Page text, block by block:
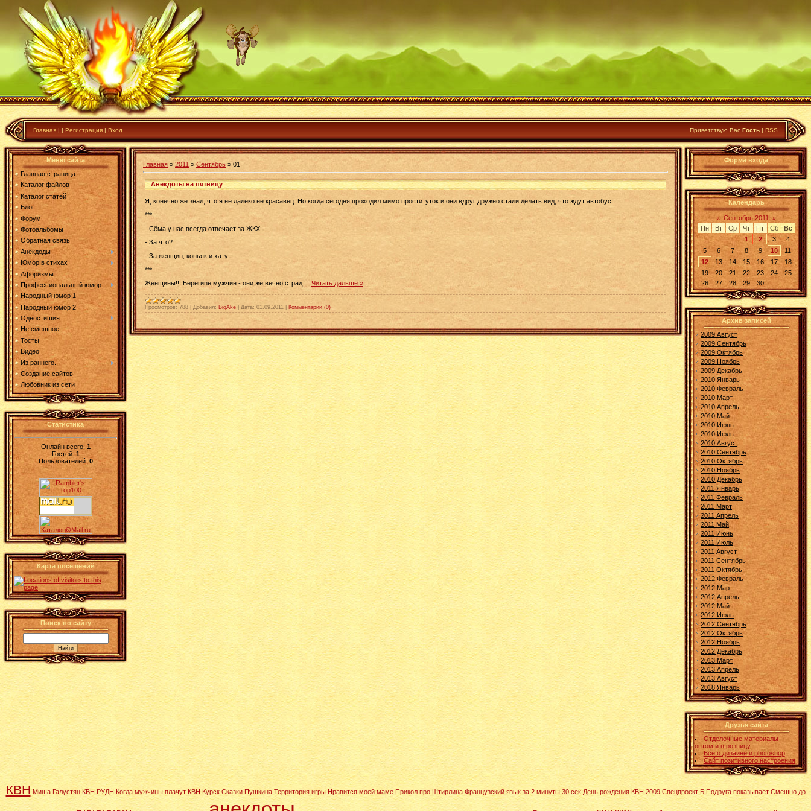
Главная | | Регистрация | Вход Приветствую Вас Гость | RSS
Меню сайта
Главная страница
Каталог файлов
Каталог статей
Блог
Форум
Фотоальбомы
Обратная связь
Анекдоды
Юмор в стихах
Афоризмы
Профессиональный юмор
Народный юмор 1
Народный юмор 2
Одностишия
Не смешное
Тосты
Видео
Из раннего...
Создание сайтов
Любовник из сети
Статистика
Онлайн всего:1
Гостей:1
Пользователей: 0
Карта посещений
Поиск по сайту
Главная » 2011 » Сентябрь » 01
Анекдоты на пятницу
Я, конечно же знал, что я не далеко не красавец. Но когда сегодня проходил мимо проституток и они вдруг дружно стали делать вид, что ждут автобус...
***
- Сёма у нас всегда отвечает за ЖКХ.
- За что?
- За женщин, коньяк и хату.
***
Женщины!!! Берегиnе мужчин - они же вечно стрaд Читать дальше »
Просмотров: 788 Добавил: BigAke Дата: 01.09.2011 Комментарии (0)
Форма входа
Календарь
« Сентябрь 2011
»
Пн
Вт Ср Чт Пт Сб
Вс
1
2 3
4
5
6 7 8 9 10
11
12
13 14 15 16 17
18
19
20 21 22 23 24
25
26
27 28 29 30
Архив записей
2009 Август
2009 Сентябрь
2009 Октябрь
2009 Ноябрь
2009 Декабрь
2010 Январь
2010 Февраль
2010 Март
2010 Апрель
2010 Май
2010 Июнь
2010 Июль
2010 Август
2010 Сентябрь
2010 Октябрь
2010 Ноябрь
2010 Декабрь
2011 Январь
2011 Февраль
2011 Март
2011 Апрель
2011 Май
2011 Июнь
2011 Июль
2011 Август
2011 Сентябрь
2011 Октябрь
2012 Февраль
2012 Март
2012 Апрель
2012 Май
2012 Июль
2012 Сентябрь
2012 Октябрь
2012 Ноябрь
2012 Декабрь
2013 Март
2013 Апрель
2013 Август
2018 Январь
Друзья сайта
Отделочные материалы
оптом и в розницу
Всё о дизайне и photoshop
Сайт позитивного настроения
КВН Миша Галустян КВН РУДН Когда мужчины плачут КВН Курск Сказки Пушкина Территория игры Нравится моей маме Прикол про Штирлица Французский язык за 2 минуты 30 сек День рождения КВН 2009 Спецпроект Б Подруга показывает Смешно до